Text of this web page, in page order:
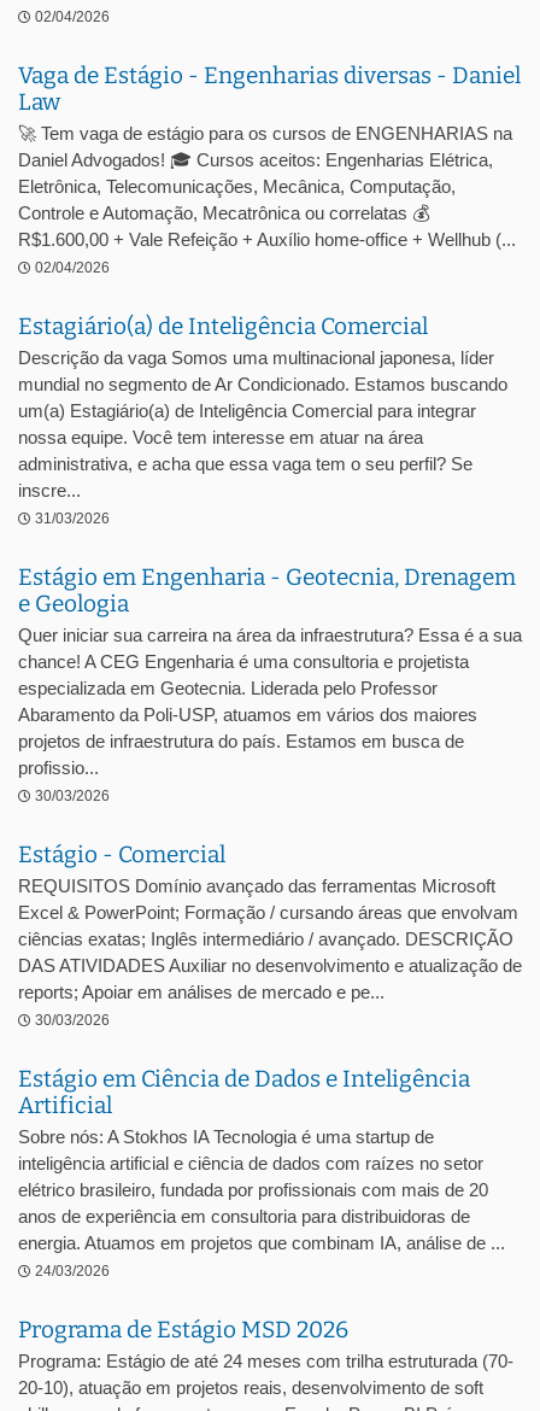
02/04/2026
Vaga de Estágio - Engenharias diversas - Daniel
Law
🚀 Tem vaga de estágio para os cursos de ENGENHARIAS na
Daniel Advogados! 🎓 Cursos aceitos: Engenharias Elétrica,
Eletrônica, Telecomunicações, Mecânica, Computação,
Controle e Automação, Mecatrônica ou correlatas 💰
R$1.600,00 + Vale Refeição + Auxílio home-office + Wellhub (...
02/04/2026
Estagiário(a) de Inteligência Comercial
Descrição da vaga Somos uma multinacional japonesa, líder
mundial no segmento de Ar Condicionado. Estamos buscando
um(a) Estagiário(a) de Inteligência Comercial para integrar
nossa equipe. Você tem interesse em atuar na área
administrativa, e acha que essa vaga tem o seu perfil? Se
inscre...
31/03/2026
Estágio em Engenharia - Geotecnia, Drenagem
e Geologia
Quer iniciar sua carreira na área da infraestrutura? Essa é a sua
chance! A CEG Engenharia é uma consultoria e projetista
especializada em Geotecnia. Liderada pelo Professor
Abaramento da Poli-USP, atuamos em vários dos maiores
projetos de infraestrutura do país. Estamos em busca de
profissio...
30/03/2026
Estágio - Comercial
REQUISITOS Domínio avançado das ferramentas Microsoft
Excel & PowerPoint; Formação / cursando áreas que envolvam
ciências exatas; Inglês intermediário / avançado. DESCRIÇÃO
DAS ATIVIDADES Auxiliar no desenvolvimento e atualização de
reports; Apoiar em análises de mercado e pe...
30/03/2026
Estágio em Ciência de Dados e Inteligência
Artificial
Sobre nós: A Stokhos IA Tecnologia é uma startup de
inteligência artificial e ciência de dados com raízes no setor
elétrico brasileiro, fundada por profissionais com mais de 20
anos de experiência em consultoria para distribuidoras de
energia. Atuamos em projetos que combinam IA, análise de ...
24/03/2026
Programa de Estágio MSD 2026
Programa: Estágio de até 24 meses com trilha estruturada (70-
20-10), atuação em projetos reais, desenvolvimento de soft